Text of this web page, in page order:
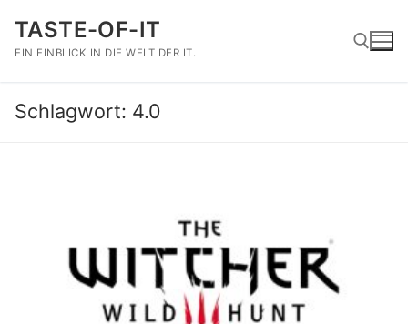
Inhalt
springen
TASTE-OF-IT
EIN EINBLICK IN DIE WELT DER IT.
Schlagwort: 4.0